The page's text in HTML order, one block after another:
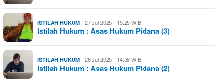
ISTILAH HUKUM 27 Jul 2025 - 15:25 WIB
Istilah Hukum : Asas Hukum Pidana (3)
ISTILAH HUKUM 26 Jul 2025 - 14:58 WIB
Istilah Hukum : Asas Hukum Pidana (2)